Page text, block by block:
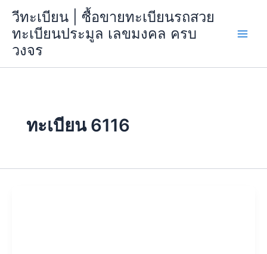
content
วีทะเบียน | ซื้อขายทะเบียนรถสวย
ทะเบียนประมูล เลขมงคล ครบ
วงจร
ทะเบียน 6116